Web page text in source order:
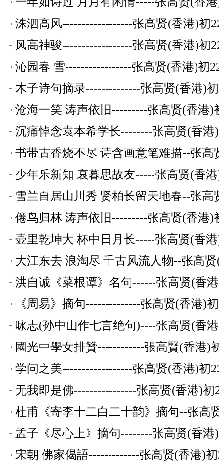
洙泗高风------------------张高贤(香港)初
风高神骏------------------张高贤(香港)初
沁园春 雪-----------------张高贤(香港)初
木子诗句摘录--------------张高贤(香港)
沧海一笑 涛声依旧---------张高贤(香港)
沉痛悼念袁本希学长--------张高贤(香港
书带古香烧不尽 诗含画意笔难描--张高
少年乐新知 衰暮思故友-----张高贤(香
雪兰自居山川秀 贤柏长留天地春--张
倦鸟归林 涛声依旧---------张高贤(香港)
壶里乾坤大 杯中日月长-----张高贤(香
大江东去 浪淘尽 千古风流人物--张高
洪自诚《菜根谭》名句------张高贤(香
《周易》摘句--------------张高贤(香港)
咏志(孙中山作七言绝句)----张高贤(香
國光中學女排贊------------張高賢(香港)
学问之美------------------张高贤(香港)初
无我即是佛----------------张高贤(香港)初
杜甫《寄李十二白二十韵》摘句--张高
孟子《尽心上》摘句--------张高贤(香港
宋朝 佛家偈語-------------张高贤(香港)